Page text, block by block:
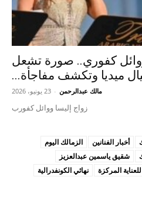
كفوري.. صورة تشعل
ميديا وتكشف مفاجأة...
مالك عبدالرحمن - 23 يونيو، 2026
زواج إليسا ووائل كفورب
أخبار الفنانين
الزمالك اليوم
شقيق ياسمين عبدالعزيز
المركزة
نهائي الكونفدرالية